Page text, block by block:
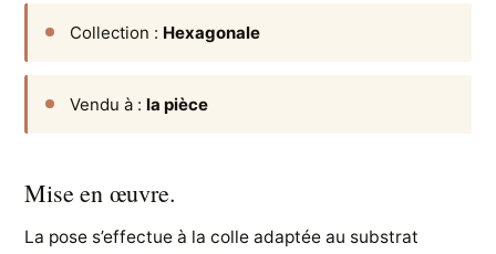
Collection : Hexagonale
Vendu à :la pièce
Mise en œuvre.
La pose s’effectue à la colle adaptée au substrat